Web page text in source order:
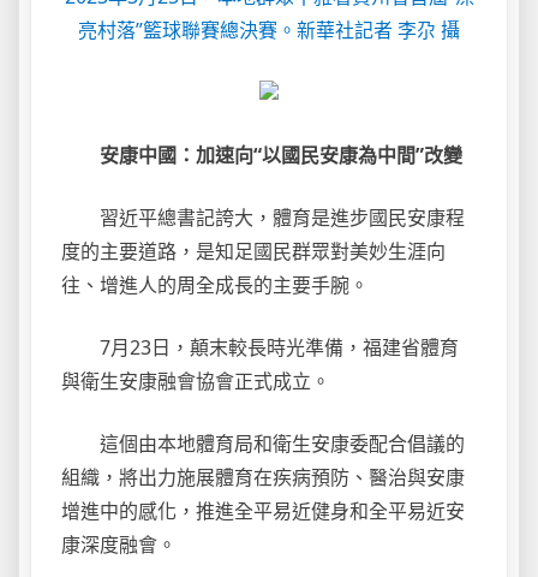
亮村落”籃球聯賽總決賽。新華社記者 李尕 攝
安康中國：加速向“以國民安康為中間”改變
習近平總書記誇大，體育是進步國民安康程
度的主要道路，是知足國民群眾對美妙生涯向
往、增進人的周全成長的主要手腕。
7月23日，顛末較長時光準備，福建省體育
與衛生安康融會協會正式成立。
這個由本地體育局和衛生安康委配合倡議的
組織，將出力施展體育在疾病預防、醫治與安康
增進中的感化，推進全平易近健身和全平易近安
康深度融會。